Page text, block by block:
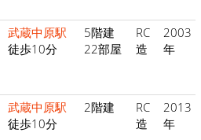
武蔵中原駅
徒歩10分
5階建
22部屋
RC
造
2003
年
武蔵中原駅
徒歩10分
2階建
RC
造
2013
年